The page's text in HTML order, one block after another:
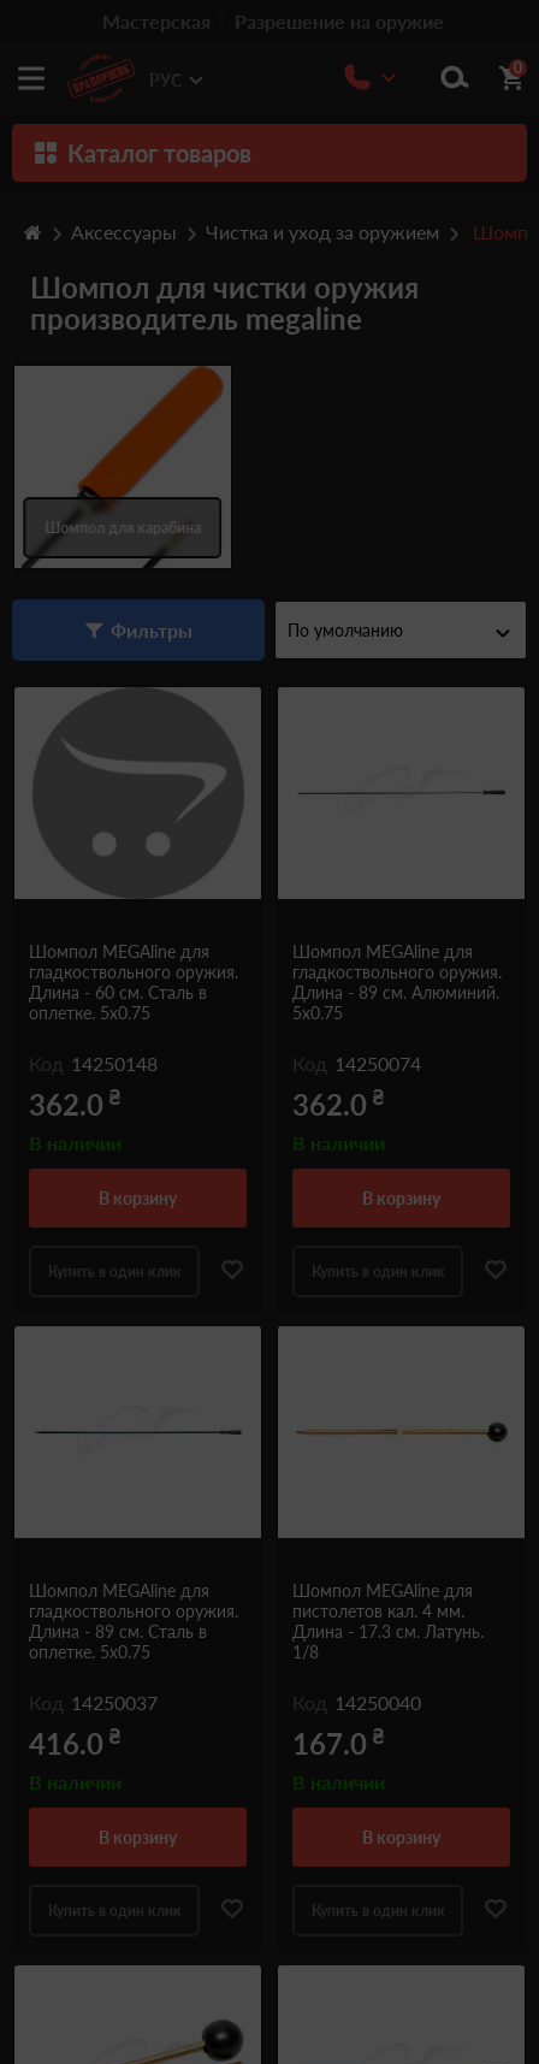
Мастерская Разрешение на оружие
РУС
0
Каталог товаров
Травматическое оружие
Тюнинг
Аксессуары
Релоадинг патронов
Дроны (БПЛА)
Аксессуары Чистка и уход за оружием
Шомпол для чистки оружия
производитель megaline
Шомпол для карабина
Фильтры
Шомпол MEGAline для
гладкоствольного оружия.
Длина - 60 см. Сталь в
оплетке. 5x0.75
Код 14250148
362.0 ₴
В наличии
в корзину
Купить в один клик
Шомпол MEGAline для
гладкоствольного оружия.
Длина - 89 см. Алюминий.
5x0.75
Код 14250074
362.0 ₴
В наличии
в корзину
Купить в один клик
Шомпол MEGAline для
гладкоствольного оружия.
Длина - 89 см. Сталь в
оплетке. 5x0.75
Код 14250037
416.0 ₴
В наличии
в корзину
Купить в один клик
Шомпол MEGAline для
пистолетов кал. 4 мм.
Длина - 17.3 см. Латунь.
1/8
Код 14250040
167.0 ₴
В наличии
в корзину
Купить в один клик